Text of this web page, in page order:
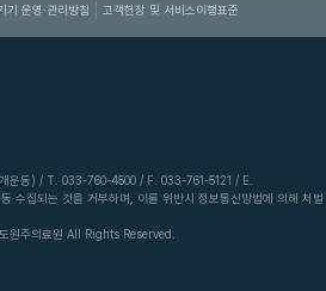
기 운영·관리방침 고객헌장 및 서비스이행표준
운동) / T. 033-760-4500 / F. 033-761-5121 / E.
수집되는 것을 거부하며, 이를 위반시 정보통신망법에 의해 처벌
주의료원 All Rights Reserved.